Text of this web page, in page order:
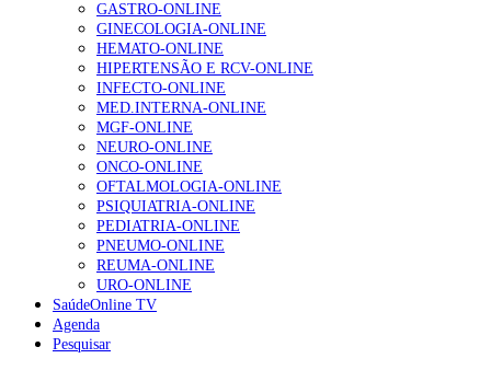
Enfermagem Forense. “Da urgência ao tribunal, cada
gesto conta e cada profissional faz a diferença”
202 visualizações
Alguns milhares de utentes podem ficar sem médico de
família com nova regras do registo, alerta associação
155 visualizações
1.º Episódio do Podcast “Frequência Cardio – Sintoniza-
te na Insuficiência Cardíaca” da Bayer
99 visualizações
GASTRO-ONLINE
GINECOLOGIA-ONLINE
HEMATO-ONLINE
HIPERTENSÃO E RCV-ONLINE
INFECTO-ONLINE
MED.INTERNA-ONLINE
MGF-ONLINE
NEURO-ONLINE
ONCO-ONLINE
OFTALMOLOGIA-ONLINE
PSIQUIATRIA-ONLINE
PEDIATRIA-ONLINE
PNEUMO-ONLINE
REUMA-ONLINE
URO-ONLINE
SaúdeOnline TV
Agenda
Pesquisar